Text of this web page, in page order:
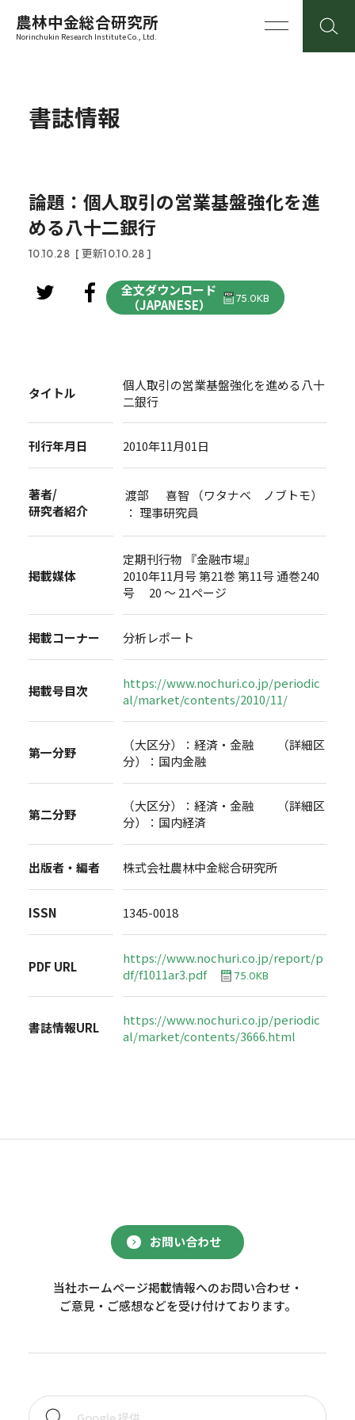
農林中金総合研究所
Norinchukin Research Institute Co., Ltd.
書誌情報
論題：個人取引の営業基盤強化を進
める八十二銀行
10.10.28 [ 更新10.10.28 ]
全文ダウンロード
（JAPANESE）
75.0KB
タイトル
個人取引の営業基盤強化を進める八十
二銀行
刊行年月日 2010年11月01日
著者/
研究者紹介
渡部 喜智 （ワタナベ ノブトモ）
： 理事研究員
掲載媒体
定期刊行物 『金融市場』
2010年11月号 第21巻 第11号 通巻240
号 20 ～ 21ページ
掲載コーナー 分析レポート
掲載号目次
https://www.nochuri.co.jp/periodic
al/market/contents/2010/11/
第一分野
（大区分）：経済・金融 （詳細区
分）：国内金融
第二分野
（大区分）：経済・金融 （詳細区
分）：国内経済
出版者・編者 株式会社農林中金総合研究所
ISSN 1345-0018
PDF URL
https://www.nochuri.co.jp/report/p
df/f1011ar3.pdf
75.0KB
書誌情報URL
https://www.nochuri.co.jp/periodic
al/market/contents/3666.html
お問い合わせ
当社ホームページ掲載情報へのお問い合わせ・
ご意見・ご感想などを受け付けております。